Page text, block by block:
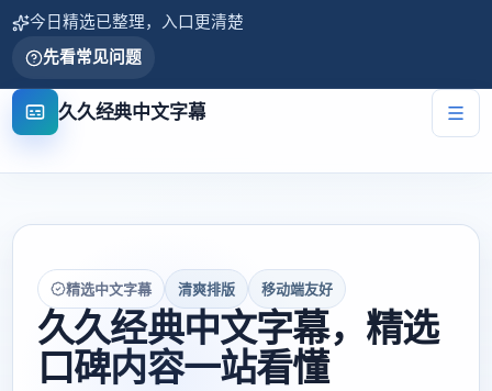
今日精选已整理，入口更清楚
先看常见问题
久久经典中文字幕
精选中文字幕 清爽排版 移动端友好
久久经典中文字幕，精选
口碑内容一站看懂